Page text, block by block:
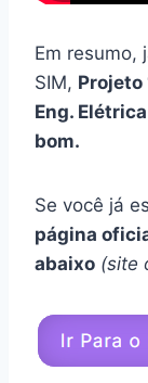
Em resumo,
SIM, Projeto
Eng.
bom.
Se você já
página
abaixo (site